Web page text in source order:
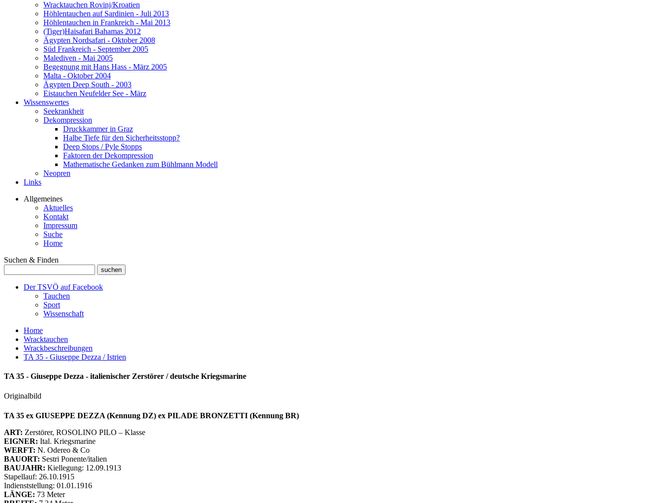
Wracktauchen Rovinj/Kroatien
Höhlentauchen auf Sardinien - Juli 2013
Höhlentauchen in Frankreich - Mai 2013
(Tiger)Haisafari Bahamas 2012
Ägypten Nordsafari - Oktober 2008
Süd Frankreich - September 2005
Malediven - Mai 2005
Begegnung mit Hans Hass - März 2005
Malta - Oktober 2004
Ägypten Deep South - 2003
Eistauchen Neufelder See - März
Wissenswertes
Seekrankheit
Dekompression
Druckkammer in Graz
Halbe Tiefe für den Sicherheitsstopp?
Deep Stops / Pyle Stopps
Faktoren der Dekompression
Mathematische Gedanken zum Bühlmann Modell
Neopren
Links
Allgemeines
Aktuelles
Kontakt
Impressum
Suche
Home
Suchen & Finden
Der TSVÖ auf Facebook
Tauchen
Sport
Wissenschaft
Home
Wracktauchen
Wrackbeschreibungen
TA 35 - Giuseppe Dezza / Istrien
TA 35 - Giuseppe Dezza - italienischer Zerstörer / deutsche Kriegsmarine
Originalbild
TA 35 ex GIUSEPPE DEZZA (Kennung DZ) ex PILADE BRONZETTI (Kennung BR)
ART: Zerstörer, ROSOLINO PILO – Klasse
EIGNER: Ital. Kriegsmarine
WERFT: N. Odereo & Co
BAUORT: Sestri Ponente/italien
BAUJAHR: Kiellegung: 12.09.1913
Stapellauf: 26.10.1915
Indienststellung: 01.01.1916
LÄNGE: 73 Meter